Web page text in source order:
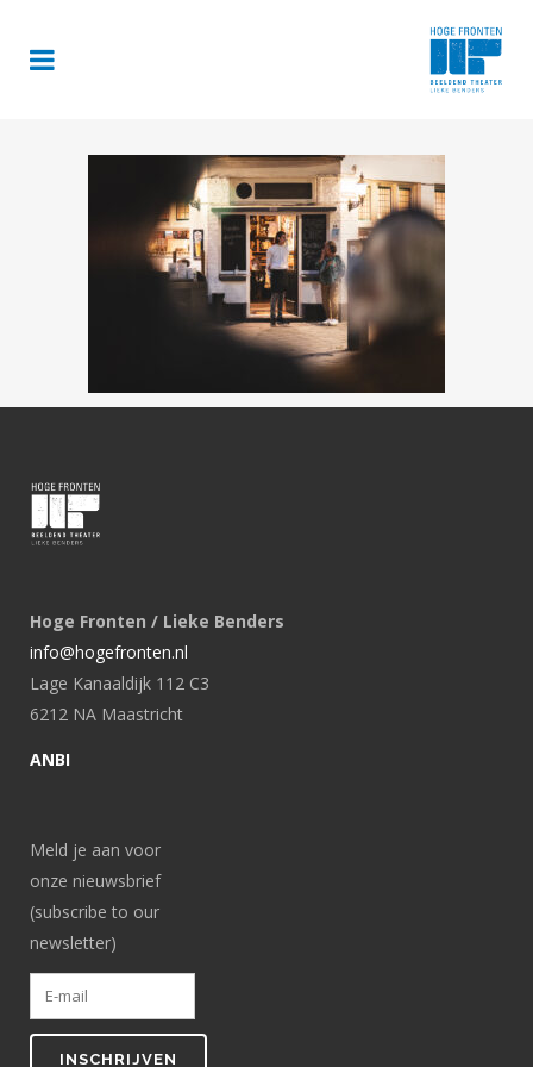
Hoge Fronten / Lieke Benders
info@hogefronten.nl
Lage Kanaaldijk 112 C3
6212 NA Maastricht
ANBI
Meld je aan voor
onze nieuwsbrief
(subscribe to our
newsletter)